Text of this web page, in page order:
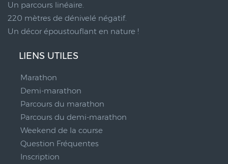
Un parcours linéaire.
220 mètres de dénivelé négatif.
Un décor époustouflant en nature !
LIENS UTILES
Marathon
Demi-marathon
Parcours du marathon
Parcours du demi-marathon
Weekend de la course
Question Fréquentes
Inscription